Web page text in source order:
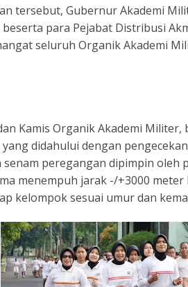
tersebut, Gubernur Akademi
beserta para Pejabat Distribusi
seluruh Organik Akademi
Kamis Organik Akademi
didahului dengan
senam peregangan dipimpin oleh
menempuh jarak -/+3000
kelompok sesuai umur dan